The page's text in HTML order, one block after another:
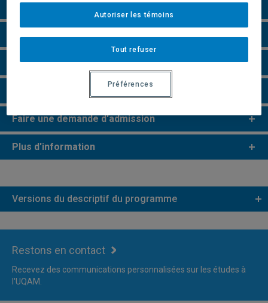
Particularités
Perspectives professionnelles
Champs de recherche
Remarques et règlements
Faire une demande d'admission
Plus d'information
Versions du descriptif du programme
Restons en contact
Recevez des communications personnalisées sur les études à
l'UQAM.
Tout refuser
Autoriser les témoins
Préférences